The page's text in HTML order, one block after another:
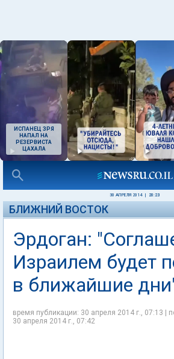
ИСПАНЕЦ ЗРЯ
НАПАЛ НА
РЕЗЕРВИСТА
ЦАХАЛА
30 АПРЕЛЯ 2014 20:23
БЛИЖНИЙ ВОСТОК
Эрдоган:
Израилем будет
в ближайшие
время публикации: 30 апреля 2014 г., 07:13 |
30 апреля 2014 г., 07:42